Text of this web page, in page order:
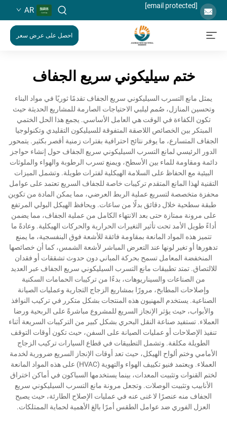
[email protected]
AR
احصل على عرض سعر
ختم سيليكوني سريع الجفاف
يمثل مانع التسرب السيليكوني سريع الجفاف تقدمًا ثوريًا في مواد البناء
وتحسين المنازل، صُمم ليلبي الاحتياجات الصارمة للمشاريع الحديثة حيث
تكون الكفاءة في الوقت هي العامل الأساسي. يجمع هذا الحل الختمي
المبتكر بين الخصائص اللاصقة المتفوقة للسيليكون التقليدي وتكنولوجيا
الجفاف المتسارع، ما يوفر نتائج احترافية بفترات زمنية أقصر بكثير. يتمحور
الدور الرئيسي لمانع التسرب السيليكوني سريع الجفاف حول إنشاء حواجز
دائمة ومقاومة للماء بين الأسطح، ويمنع تسرب الرطوبة والهواء والملوثات
البيئية مع الحفاظ على السلامة الهيكلية لفترات طويلة. وتشمل الميزات
التقنية لهذا المانع المتقدم تركيبات خاصة للجفاف السريع تعتمد على عوامل
محفزة متخصصة لتسريع عملية الربط العرضي، مما يمكن المادة من تكوين
طبقة سطحية خلال دقائق بدلًا من ساعات. ويحافظ الهيكل البولي المرتفع
على مرونة ممتازة حتى بعد الانتهاء الكامل من عملية الجفاف، مما يضمن
أداءً طويل الأمد تحت تأثير التغيرات الحرارية والحركات الهيكلية. وعادةً ما
تتميز هذه المواد المانعة بمقاومة فائقة للأشعة فوق البنفسجية، ما يمنع
تدهورها أو تغير لونها عند التعرض المباشر لأشعة الشمس، كما أن خصائصها
المنخفضة المعامل تسمح بحركة المباني دون حدوث تشققات أو فقدان
للالتصاق. تمتد تطبيقات مانع التسرب السيليكوني سريع الجفاف عبر العديد
من الصناعات والسيناريوهات، بدءًا من تركيبات الحمامات السكنية
وإصلاحات المطابخ، مرورًا بمشاريع الزجاج التجارية وعمليات الصيانة
الصناعية. يستخدم المهنيون هذه المنتجات بشكل متكرر في تركيب النوافذ
والأبواب، حيث يؤثر الإنجاز السريع للمشروع مباشرةً على الربحية ورضا
العملاء. تستفيد صناعة النقل البحري بشكل كبير من التركيبات السريعة أثناء
تنفيذ الإصلاحات أو عمليات الصيانة على السفن، حيث تكون أوقات التوقف
الطويلة مكلفة. وتشمل التطبيقات في قطاع السيارات تركيب الزجاج
الأمامي وختم ألواح الهيكل، حيث تعد أوقات الإنجاز السريع ضرورية لخدمة
العملاء. ويعتمد فنيو تكييف الهواء والتهوية (HVAC) على هذه المواد المانعة
لختم القنوات وتثبيت المعدات، بينما يستخدمها السباكون في أماكن اختراق
الأنابيب وتثبيت الوصلات. وتجعل مرونة مانع التسرب السيليكوني سريع
الجفاف منه عنصرًا لا غنى عنه في عمليات الإصلاح الطارئة، حيث يصبح
العزل الفوري ضد عوامل الطقس أمرًا بالغ الأهمية لحماية الممتلكات.